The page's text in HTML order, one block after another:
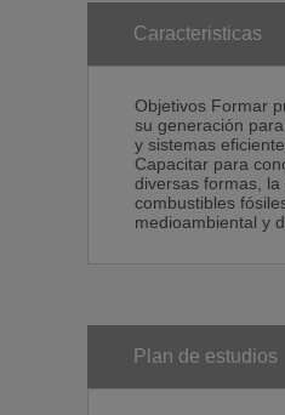
Caracteristicas
Objetivos Formar
su generación
y sistemas
Capacitar para
diversas formas,
combustibles
medioambiental y
Plan de estudios